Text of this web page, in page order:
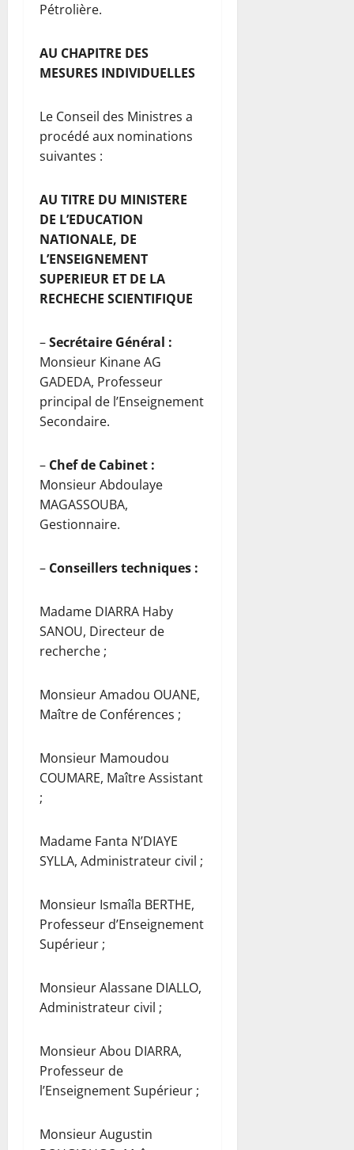
Pétrolière.
AU CHAPITRE DES
MESURES INDIVIDUELLES
Le Conseil des Ministres a
procédé aux nominations
suivantes :
AU TITRE DU MINISTERE
DE L’EDUCATION
NATIONALE, DE
L’ENSEIGNEMENT
SUPERIEUR ET DE LA
RECHECHE SCIENTIFIQUE
–Secrétaire Général :
Monsieur Kinane AG
GADEDA, Professeur
principal de l’Enseignement
Secondaire.
– Chef de Cabinet :
Monsieur Abdoulaye
MAGASSOUBA,
Gestionnaire.
– Conseillers techniques :
Madame DIARRA Haby
SANOU, Directeur de
recherche ;
Monsieur Amadou OUANE,
Maître de Conférences ;
Monsieur Mamoudou
COUMARE, Maître Assistant
;
Madame Fanta N’DIAYE
SYLLA, Administrateur civil ;
Monsieur Ismaîla BERTHE,
Professeur d’Enseignement
Supérieur ;
Monsieur Alassane DIALLO,
Administrateur civil ;
Monsieur Abou DIARRA,
Professeur de
l’Enseignement Supérieur ;
Monsieur Augustin